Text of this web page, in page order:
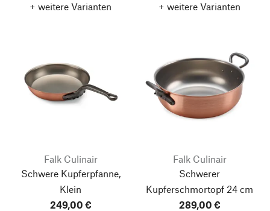
+ weitere Varianten
+ weitere Varianten
Falk Culinair
Schwere Kupferpfanne,
Klein
249,00 €
Falk Culinair
Schwerer
Kupferschmortopf 24 cm
289,00 €